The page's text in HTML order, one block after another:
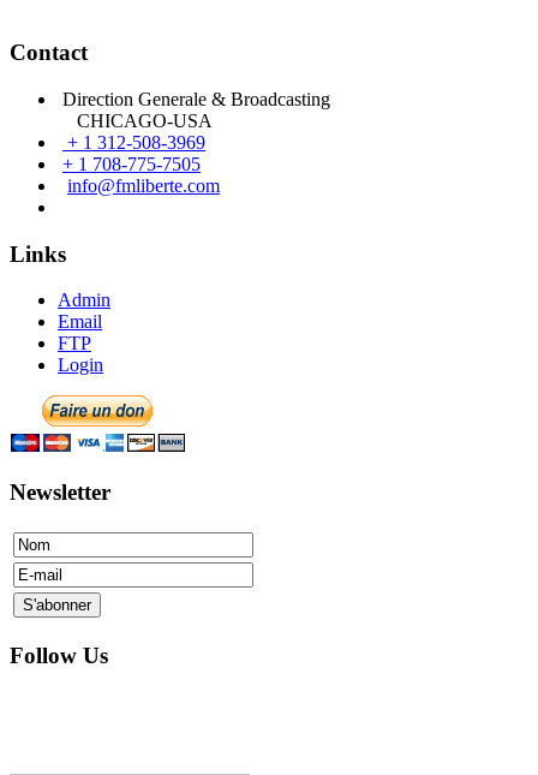
Contact
Direction Generale & Broadcasting
CHICAGO-USA
+ 1 312-508-3969
+ 1 708-775-7505
info@fmliberte.com
Links
Admin
Email
FTP
Login
Newsletter
Follow Us